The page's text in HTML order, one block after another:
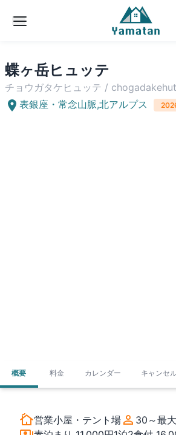
蝶ヶ岳ヒュッテ
チョウガタケヒュッテ /
表銀座・常念山脈,北アルプス
概要 料金 カレンダー キャンセ
営業小屋・テント場 30～最